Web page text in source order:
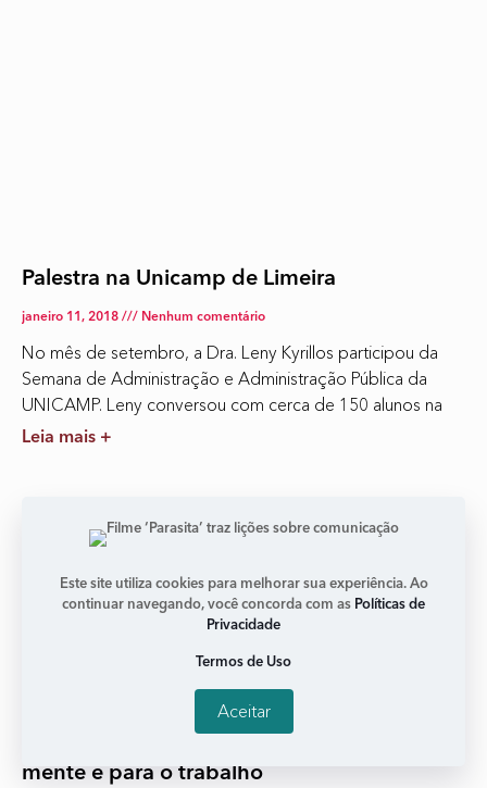
Palestra na Unicamp de Limeira
janeiro 11, 2018 Nenhum comentário
No mês de setembro, a Dra. Leny Kyrillos participou da
Semana de Administração e Administração Pública da
UNICAMP. Leny conversou com cerca de 150 alunos na
Leia mais +
mente e para o trabalho
Este site utiliza cookies para melhorar sua experiência. Ao
continuar navegando, você concorda com as Políticas de
Privacidade
Termos de Uso
Aceitar